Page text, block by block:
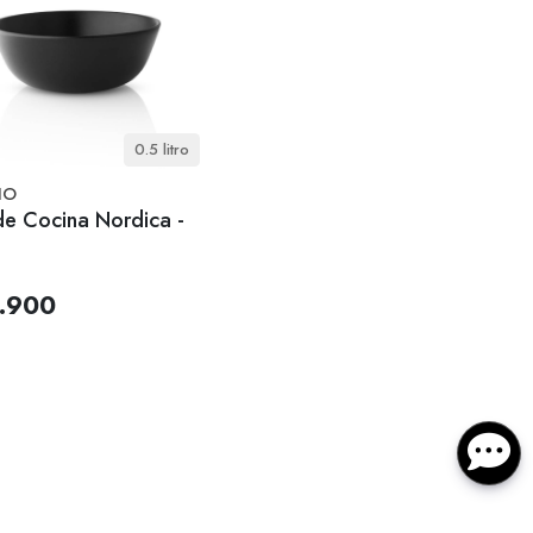
0.5 litro
Cocina Nordica -